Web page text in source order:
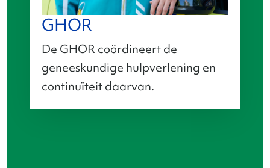
GHOR
De GHOR coördineert de
geneeskundige hulpverlening en
continuïteit daarvan.